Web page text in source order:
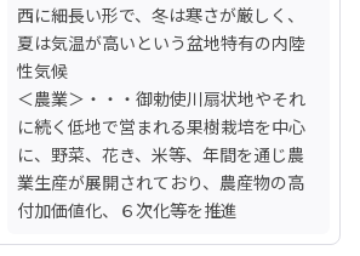
西に細長い形で、冬は寒さが厳しく、
夏は気温が高いという盆地特有の内陸
性気候
＜農業＞・・・御勅使川扇状地やそれ
に続く低地で営まれる果樹栽培を中心
に、野菜、花き、米等、年間を通じ農
業生産が展開されており、農産物の高
付加価値化、６次化等を推進